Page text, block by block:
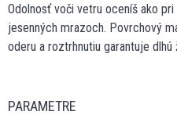
Odolnosť voči vetru oceníš ako
jesenných mrazoch. Povrchový
oderu a roztrhnutiu garantuje dlhú
PARAMETRE